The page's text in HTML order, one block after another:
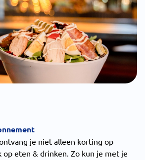
je niet alleen korting op
op eten & drinken. Zo kun je met je